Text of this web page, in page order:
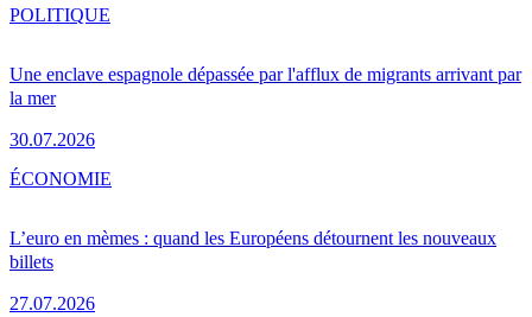
Une enclave espagnole dépassée par l'afflux de migrants arrivant par
la mer
30.07.2026
POLITIQUE
L’euro en mèmes : quand les Européens détournent les nouveaux
billets
27.07.2026
ÉCONOMIE